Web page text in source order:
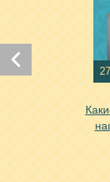
Хочу